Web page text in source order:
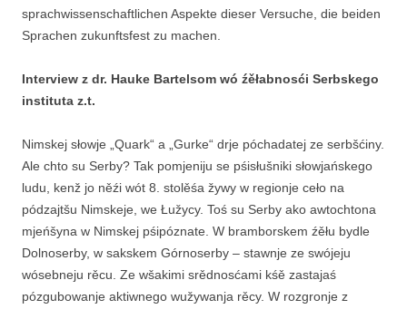
sprachwissenschaftlichen Aspekte dieser Versuche, die beiden
Sprachen zukunftsfest zu machen.
Interview z dr. Hauke Bartelsom wó źěłabnosći Serbskego
instituta z.t.
Nimskej słowje „Quark“ a „Gurke“ drje póchadatej ze serbšćiny.
Ale chto su Serby? Tak pomjeniju se pśisłušniki słowjańskego
ludu, kenž jo něźi wót 8. stolěśa žywy w regionje ceło na
pódzajtšu Nimskeje, we Łužycy. Toś su Serby ako awtochtona
mjeńšyna w Nimskej pśipóznate. W bramborskem źěłu bydle
Dolnoserby, w sakskem Górnoserby – stawnje ze swójeju
wósebneju rěcu. Ze wšakimi srědnosćami kśě zastajaś
pózgubowanje aktiwnego wužywanja rěcy. W rozgronje z